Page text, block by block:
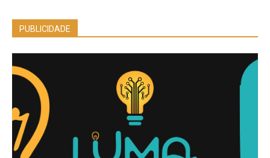
PUBLICIDADE